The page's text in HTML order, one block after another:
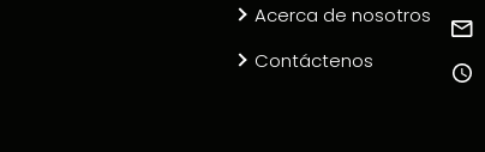
Acerca de nosotros
Contáctenos